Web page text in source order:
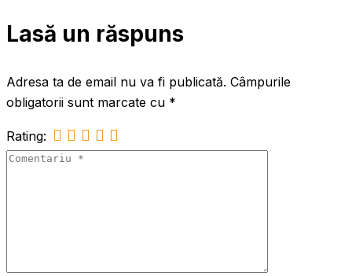
Lasă un răspuns
Adresa ta de email nu va fi publicată. Câmpurile
obligatorii sunt marcate cu *
Rating: